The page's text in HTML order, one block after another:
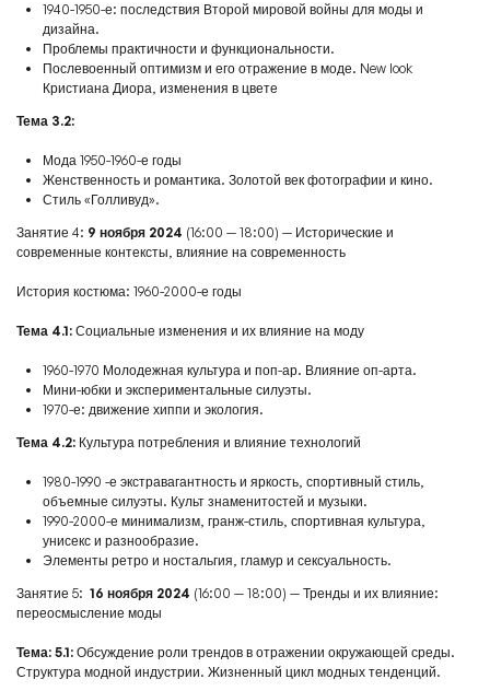
1940-1950-е: последствия Второй мировой войны для моды и
дизайна.
Проблемы практичности и функциональности.
Послевоенный оптимизм и его отражение в моде. New look
Кристиана Диора, изменения в цвете
Тема 3.2:
Мода 1950-1960-е годы
Женственность и романтика. Золотой век фотографии и кино.
Стиль «Голливуд».
Занятие 4: 9 ноября 2024 (16:00 — 18:00) — Исторические и
современные контексты, влияние на современность
История костюма: 1960-2000-е годы
Тема 4.1: Социальные изменения и их влияние на моду
1960-1970 Молодежная культура и поп-ар. Влияние оп-арта.
Мини-юбки и экспериментальные силуэты.
1970-е: движение хиппи и экология.
Тема 4.2: Культура потребления и влияние технологий
1980-1990 -е экстравагантность и яркость, спортивный стиль,
объемные силуэты. Культ знаменитостей и музыки.
1990-2000-е минимализм, гранж-стиль, спортивная культура,
унисекс и разнообразие.
Элементы ретро и ностальгия, гламур и сексуальность.
Занятие 5: 16 ноября 2024 (16:00 — 18:00) — Тренды и их влияние:
переосмысление моды
Тема: 5.1: Обсуждение роли трендов в отражении окружающей среды.
Структура модной индустрии. Жизненный цикл модных тенденций.